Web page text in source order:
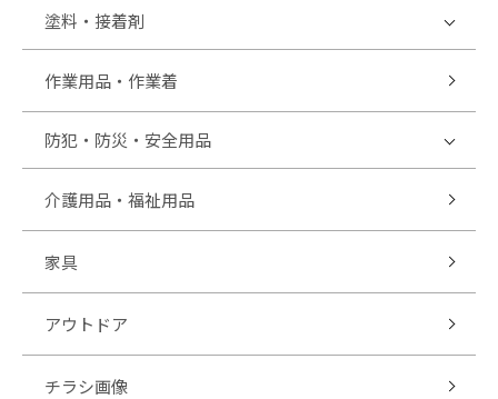
塗料・接着剤
作業用品・作業着
防犯・防災・安全用品
介護用品・福祉用品
家具
アウトドア
チラシ画像